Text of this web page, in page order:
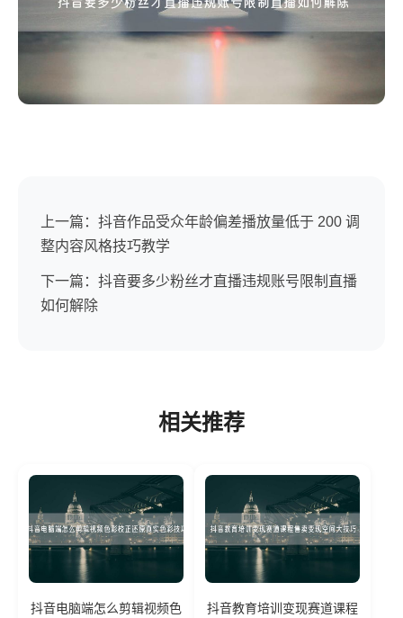
上一篇：抖音作品受众年龄偏差播放量低于 200 调
整内容风格技巧教学
下一篇：抖音要多少粉丝才直播违规账号限制直播
如何解除
相关推荐
抖音电脑端怎么剪辑视频色
抖音教育培训变现赛道课程